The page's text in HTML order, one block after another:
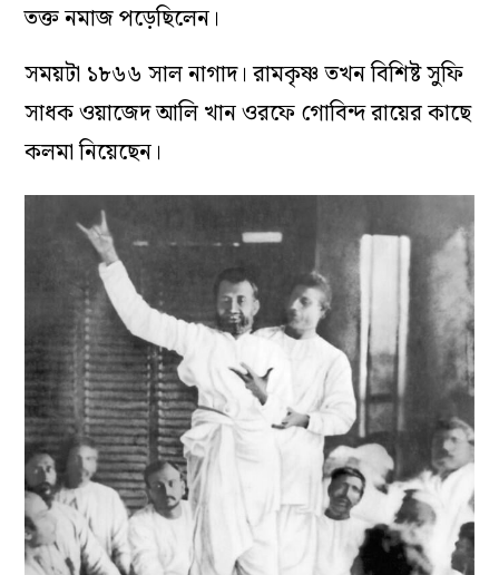
তক্ত নমাজ পড়েছিলেন।
সময়টা ১৮৬৬ সাল নাগাদ। রামকৃষ্ণ তখন বিশিষ্ট সুফি
সাধক ওয়াজেদ আলি খান ওরফে গোবিন্দ রায়ের কাছে
কলমা নিয়েছেন।